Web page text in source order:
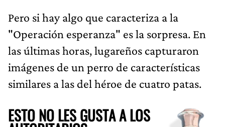
Pero si hay algo que caracteriza a la
"Operación esperanza" es la sorpresa. En
las últimas horas, lugareños capturaron
imágenes de un perro de características
similares a las del héroe de cuatro patas.
ESTO NO LES GUSTA A LOS